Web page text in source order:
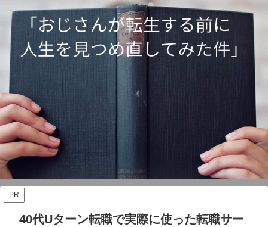
PR
40代Uターン転職で実際に使った転職サー